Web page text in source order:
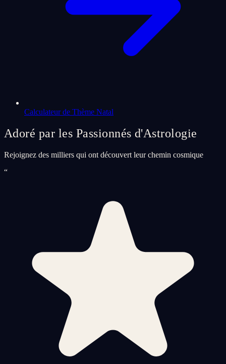
Calculateur de Thème Natal
Adoré par les Passionnés d'Astrologie
Rejoignez des milliers qui ont découvert leur chemin cosmique
“